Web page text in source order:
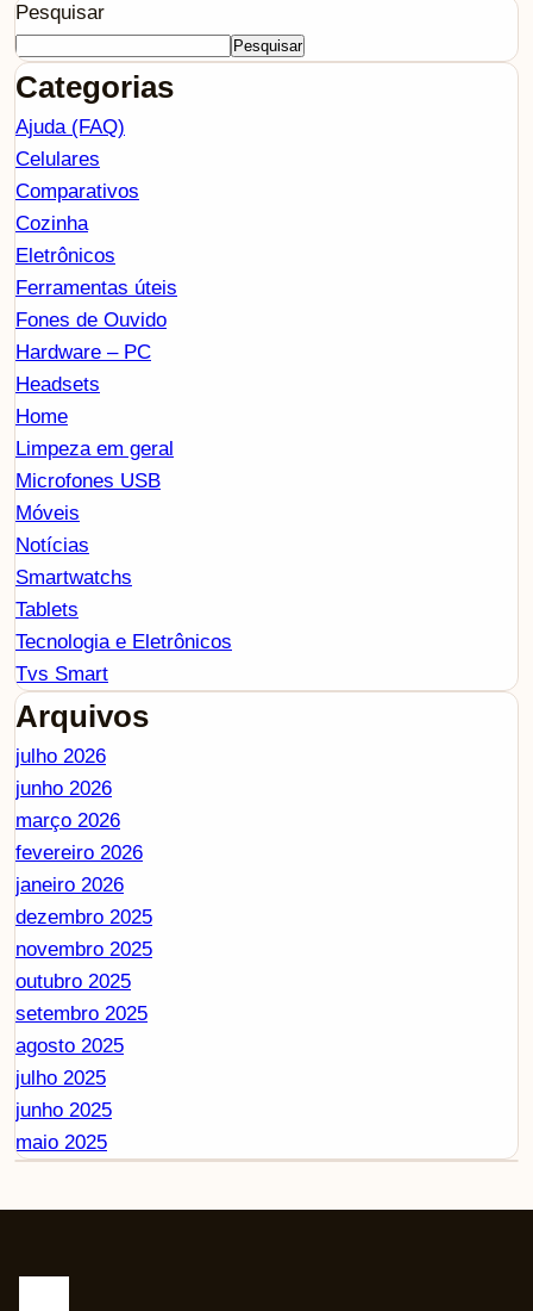
Pesquisar
Pesquisar
Categorias
Ajuda (FAQ)
Celulares
Comparativos
Cozinha
Eletrônicos
Ferramentas úteis
Fones de Ouvido
Hardware – PC
Headsets
Home
Limpeza em geral
Microfones USB
Móveis
Notícias
Smartwatchs
Tablets
Tecnologia e Eletrônicos
Tvs Smart
Arquivos
julho 2026
junho 2026
março 2026
fevereiro 2026
janeiro 2026
dezembro 2025
novembro 2025
outubro 2025
setembro 2025
agosto 2025
julho 2025
junho 2025
maio 2025